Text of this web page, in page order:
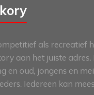
als recreatief
aan het juiste adres.
en oud, jongens en
Iedereen kan